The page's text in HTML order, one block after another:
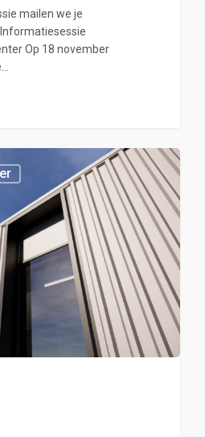
mailen we je
Op 18 november